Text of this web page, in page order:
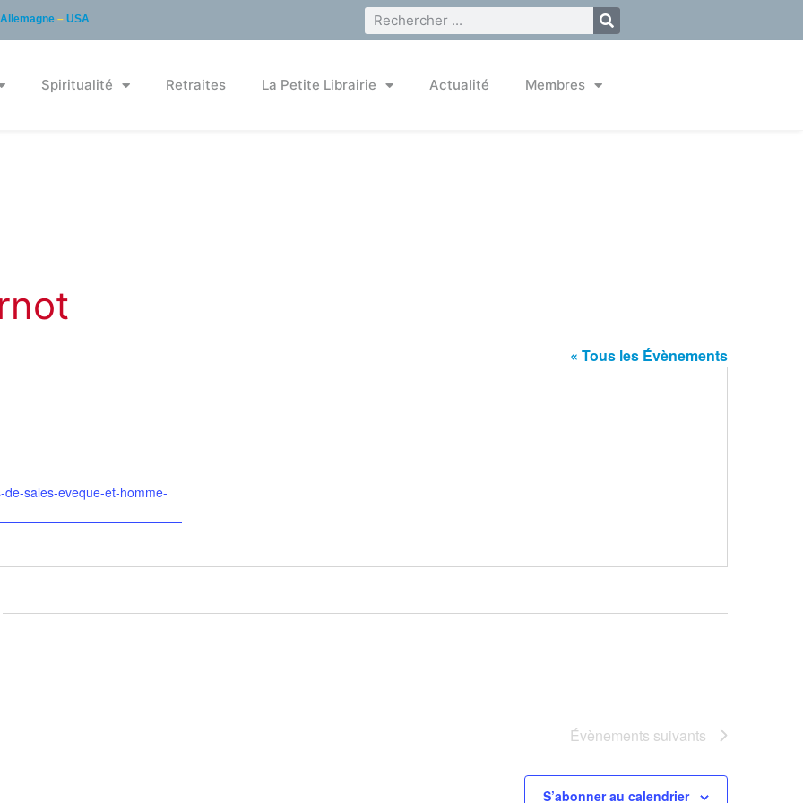
Allemagne– USA
Spiritualité Retraites La Petite Librairie Actualité Membres
« Tous les Évènements
sales-eveque-et-homme-
Évènements suivants
S’abonner au calendrier